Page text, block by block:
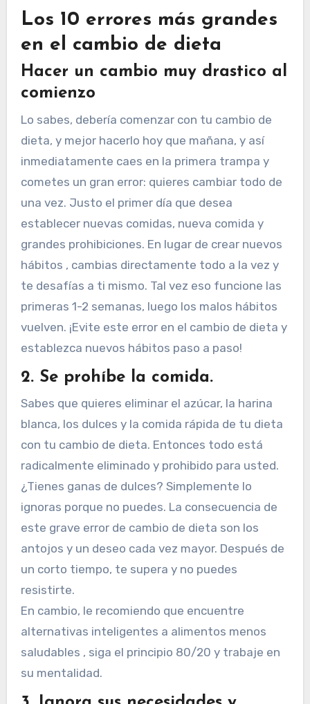
Los 10 errores más grandes
en el cambio de dieta
Hacer un cambio muy drastico al
comienzo
Lo sabes, debería comenzar con tu cambio de
dieta, y mejor hacerlo hoy que mañana, y así
inmediatamente caes en la primera trampa y
cometes un gran error: quieres cambiar todo de
una vez. Justo el primer día que desea
establecer nuevas comidas, nueva comida y
grandes prohibiciones. En lugar de crear nuevos
hábitos , cambias directamente todo a la vez y
te desafías a ti mismo. Tal vez eso funcione las
primeras 1-2 semanas, luego los malos hábitos
vuelven. ¡Evite este error en el cambio de dieta y
establezca nuevos hábitos paso a paso!
2. Se prohíbe la comida.
Sabes que quieres eliminar el azúcar, la harina
blanca, los dulces y la comida rápida de tu dieta
con tu cambio de dieta. Entonces todo está
radicalmente eliminado y prohibido para usted.
¿Tienes ganas de dulces? Simplemente lo
ignoras porque no puedes. La consecuencia de
este grave error de cambio de dieta son los
antojos y un deseo cada vez mayor. Después de
un corto tiempo, te supera y no puedes
resistirte.
En cambio, le recomiendo que encuentre
alternativas inteligentes a alimentos menos
saludables , siga el principio 80/20 y trabaje en
su mentalidad.